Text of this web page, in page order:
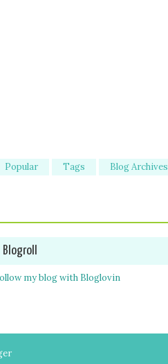
Popular Tags Blog Archives
Blogroll
my blog with Bloglovin